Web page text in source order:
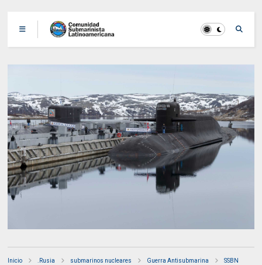
Inicio .Rusia submarinos nucleares Guerra Antisubmarina SSBN